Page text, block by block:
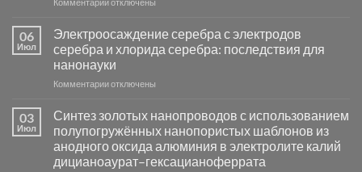
группы
фотокаталитической
активности
Хлорида
Серебра-
в
видимом
свете
с
помощью
06
Июл
Электроосаждение серебра с электродов
серебра и хлорида серебра: последствия для
нанонауки
Комментариик
серебра
с
электродов
серебра
отключены
03
Июл
Синтез золотых нанопроводов с использованием
полупогружённых нанопористых шаблонов из
анодного оксида алюминия в электролите калий
дицианоаурат–гексацианоферрата